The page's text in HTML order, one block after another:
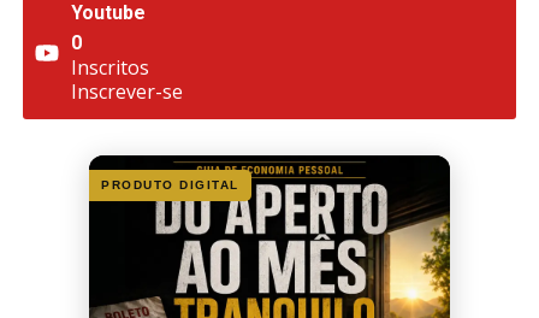
Youtube
0
Inscritos
Inscrever-se
PRODUTO DIGITAL